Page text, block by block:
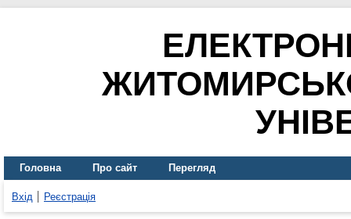
Головна Про сайт Перегляд
Вхід Реєстрація